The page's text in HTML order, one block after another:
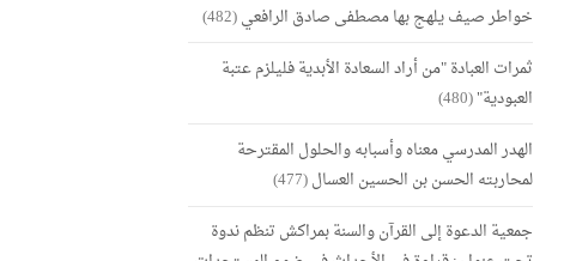
خواطر صيف يلهج بها مصطفى صادق الرافعي(482)
ثمرات العبادة "من أراد السعادة الأبدية فليلزم عتبة
العبودية"(480)
الهدر المدرسي معناه وأسبابه والحلول المقترحة
لمحاربته الحسن بن الحسين العسال(477)
جمعية الدعوة إلى القرآن والسنة بمراكش تنظم ندوة